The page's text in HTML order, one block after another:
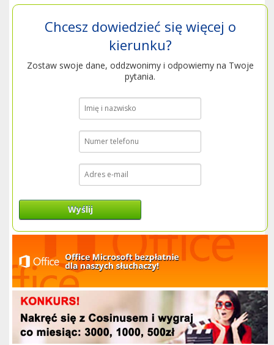
Chcesz dowiedzieć się więcej o
kierunku?
Zostaw swoje dane, oddzwonimy i odpowiemy na Twoje
pytania.
Wyślij